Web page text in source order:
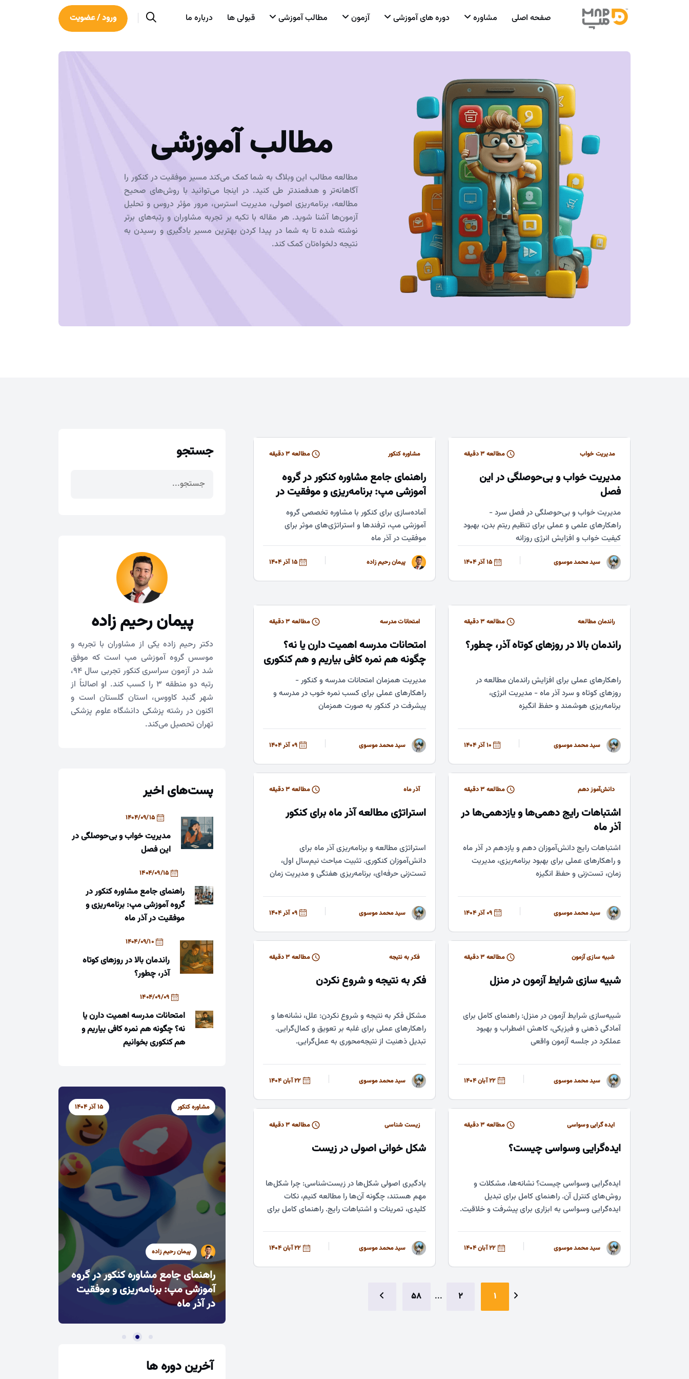
صفحه اصلی مشاوره دوره های آموزشی آزمون مطالب آموزشی قبولی ها درباره ما ورود / عضویت
مطالب آموزشی
مطالعه مطالب این وبلاگ به شما کمک می‌کند مسیر موفقیت در کنکور را
آگاهانه‌تر و هدفمندتر طی کنید. در اینجا می‌توانید با روش‌های صحیح
مطالعه، برنامه‌ریزی اصولی، مدیریت استرس، مرور مؤثر دروس و تحلیل
آزمون‌ها آشنا شوید. هر مقاله با تکیه بر تجربه مشاوران و رتبه‌های برتر
نوشته شده تا به شما در پیدا کردن بهترین مسیر یادگیری و رسیدن به
نتیجه دلخواه‌تان کمک کند.
مدیریت خواب مطالعه ۳ دقیقه
مدیریت خواب و بی‌حوصلگی در این
فصل
مدیریت خواب و بی‌حوصلگی در فصل سرد -
راهکارهای علمی و عملی برای تنظیم ریتم بدن، بهبود
کیفیت خواب و افزایش انرژی روزانه
سید محمد موسوی 15 آذر 1404
مشاوره کنکور مطالعه ۳ دقیقه
راهنمای جامع مشاوره کنکور در گروه
آموزشی مپ: برنامه‌ریزی و موفقیت در
آذر ماه
آماده‌سازی برای کنکور با مشاوره تخصصی گروه
آموزشی مپ، ترفندها و استراتژی‌های موثر برای
موفقیت در آذر ماه
پیمان رحیم زاده 15 آذر 1404
راندمان مطالعه مطالعه ۳ دقیقه
راندمان بالا در روزهای کوتاه آذر، چطور؟
راهکارهای عملی برای افزایش راندمان مطالعه در
روزهای کوتاه و سرد آذر ماه - مدیریت انرژی،
برنامه‌ریزی هوشمند و حفظ انگیزه
سید محمد موسوی
امتحانات مدرسه مطالعه ۳ دقیقه
امتحانات مدرسه اهمیت دارن یا نه؟
چگونه هم نمره کافی بیاریم و هم کنکوری
بخوانیم
مدیریت همزمان امتحانات مدرسه و کنکور -
راهکارهای عملی برای کسب نمره خوب در مدرسه و
پیشرفت در کنکور به صورت همزمان
سید محمد موسوی
دانش‌آموز دهم مطالعه ۳ دقیقه
اشتباهات رایج دهمی‌ها و یازدهمی‌ها در
آذر ماه
اشتباهات رایج دانش‌آموزان دهم و یازدهم در آذر ماه
و راهکارهای عملی برای بهبود برنامه‌ریزی، مدیریت
زمان، تست‌زنی و حفظ انگیزه
سید محمد موسوی
آذر ماه مطالعه ۳ دقیقه
استراتژی مطالعه آذر ماه برای کنکور
استراتژی مطالعه و برنامه‌ریزی آذر ماه برای
دانش‌آموزان کنکوری. تثبیت مباحث نیم‌سال اول،
تست‌زنی حرفه‌ای، برنامه‌ریزی هفتگی و مدیریت زمان
سید محمد موسوی
شبیه سازی آزمون مطالعه ۳ دقیقه
شبیه سازی شرایط آزمون در منزل
شبیه‌سازی شرایط آزمون در منزل: راهنمای کامل برای
آمادگی ذهنی و فیزیکی، کاهش اضطراب و بهبود
عملکرد در جلسه آزمون واقعی
سید محمد موسوی 22 آبان 1404
فکر به نتیجه مطالعه ۳ دقیقه
فکر به نتیجه و شروع نکردن
مشکل فکر به نتیجه و شروع نکردن: علل، نشانه‌ها و
راهکارهای عملی برای غلبه بر تعویق و کمال‌گرایی.
تبدیل ذهنیت از نتیجه‌محوری به عمل‌گرایی.
سید محمد موسوی 22 آبان 1404
ایده گرایی وسواسی مطالعه ۳ دقیقه
ایده‌گرایی وسواسی چیست؟
ایده‌گرایی وسواسی چیست؟ نشانه‌ها، مشکلات و
روش‌های کنترل آن. راهنمای کامل برای تبدیل
ایده‌گرایی وسواسی به ابزاری برای پیشرفت و خلاقیت.
سید محمد موسوی 22 آبان 1404
زیست شناسی مطالعه ۳ دقیقه
شکل خوانی اصولی در زیست
یادگیری اصولی شکل‌ها در زیست‌شناسی: چرا شکل‌ها
مهم هستند، چگونه آن‌ها را مطالعه کنیم، نکات
کلیدی، تمرینات و اشتباهات رایج. راهنمای کامل برای
سید محمد موسوی 22 آبان 1404
1
2
...
58
جستجو
پیمان رحیم زاده
دکتر رحیم زاده یکی از مشاوران با تجربه و
موسس گروه آموزشی مپ است که موفق
شد در آزمون سراسری کنکور تجربی سال 94،
رتبه دو منطقه ۳ را کسب کند. او اصالتاً از
شهر گنبد کاووس، استان گلستان است و
اکنون در رشته پزشکی دانشگاه علوم پزشکی
تهران تحصیل می‌کند.
پست‌های اخیر
1404/09/15
مدیریت خواب و بی‌حوصلگی در
این فصل
1404/09/15
راهنمای جامع مشاوره کنکور در
گروه آموزشی مپ: برنامه‌ریزی و
موفقیت در آذر ماه
1404/09/10
راندمان بالا در روزهای کوتاه
آذر، چطور؟
امتحانات مدرسه اهمیت دارن یا
نه؟ چگونه هم نمره کافی بیاریم و
هم کنکوری بخوانیم
سید محمد موسوی
مدیریت خواب و بی‌حوصلگی در این
فصل
مشاوره کنکور 15 آذر 1404
پیمان رحیم زاده
راهنمای جامع مشاوره کنکور در گروه
آموزشی مپ: برنامه‌ریزی و موفقیت
در آذر ماه
سید محمد موسوی
راندمان بالا در روزهای کوتاه آذر،
چطور؟
آخرین دوره ها